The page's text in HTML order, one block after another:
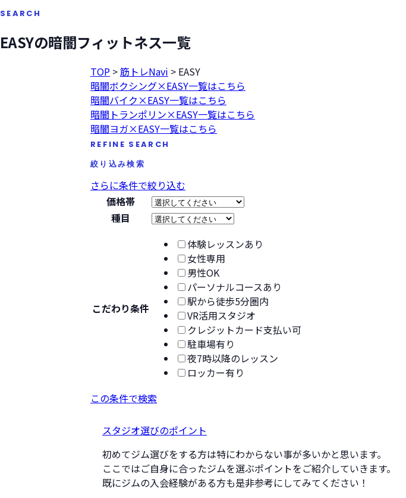
SEARCH
EASYの暗闇フィットネス一覧
TOP >筋トレNavi > EASY
暗闇ボクシング×EASY一覧はこちら
暗闇バイク×EASY一覧はこちら
暗闇トランポリン×EASY一覧はこちら
暗闇ヨガ×EASY一覧はこちら
REFINE SEARCH
絞り込み検索
さらに条件で絞り込む
価格帯
種目
こだわり条件
体験レッスンあり
女性専用
男性OK
パーソナルコースあり
駅から徒歩5分圏内
VR活用スタジオ
クレジットカード支払い可
駐車場有り
夜7時以降のレッスン
ロッカー有り
この条件で検索
スタジオ選びのポイント
初めてジム選びをする方は特にわからない事が多いかと思います。
ここではご自身に合ったジムを選ぶポイントをご紹介していきます。
既にジムの入会経験がある方も是非参考にしてみてください！